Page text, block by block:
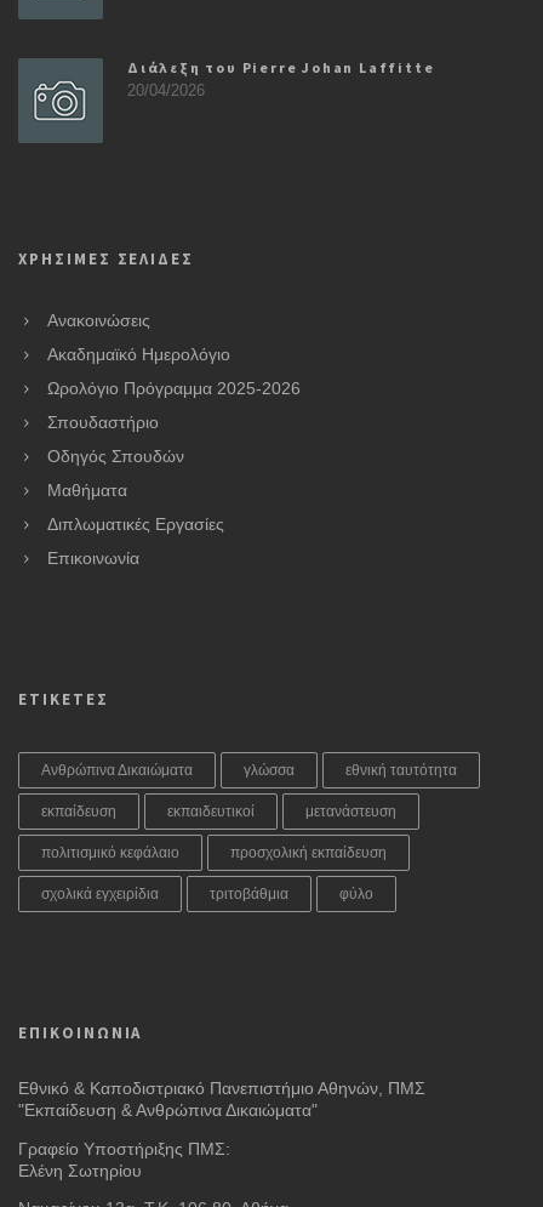
Διάλεξη του Pierre Johan Laffitte
20/04/2026
ΧΡΗΣΙΜΕΣ ΣΕΛΙΔΕΣ
Ανακοινώσεις
Ακαδημαϊκό Ημερολόγιο
Ωρολόγιο Πρόγραμμα 2025-2026
Σπουδαστήριο
Οδηγός Σπουδών
Μαθήματα
Διπλωματικές Εργασίες
Επικοινωνία
ΕΤΙΚΕΤΕΣ
Ανθρώπινα Δικαιώματα γλώσσα εθνική ταυτότητα
εκπαίδευση εκπαιδευτικοί μετανάστευση
πολιτισμικό κεφάλαιο προσχολική εκπαίδευση
σχολικά εγχειρίδια τριτοβάθμια φύλο
ΕΠΙΚΟΙΝΩΝΙΑ
Εθνικό & Καποδιστριακό Πανεπιστήμιο Αθηνών, ΠΜΣ
"Εκπαίδευση & Ανθρώπινα Δικαιώματα"
Γραφείο Υποστήριξης ΠΜΣ:
Ελένη Σωτηρίου